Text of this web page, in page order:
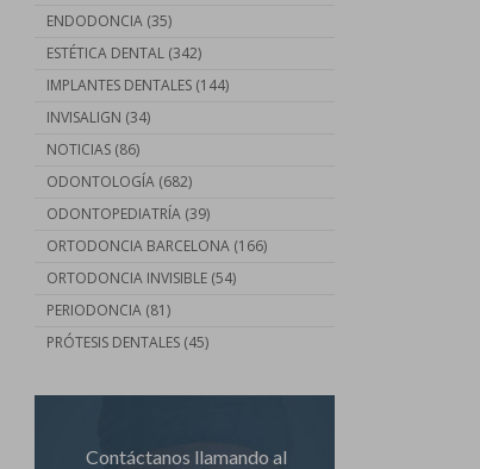
ENDODONCIA(35)
ESTÉTICA DENTAL(342)
IMPLANTES DENTALES(144)
INVISALIGN (34)
NOTICIAS(86)
ODONTOLOGÍA(682)
ODONTOPEDIATRÍA(39)
ORTODONCIA BARCELONA(166)
ORTODONCIA INVISIBLE(54)
PERIODONCIA(81)
PRÓTESIS DENTALES(45)
Contáctanos llamando al